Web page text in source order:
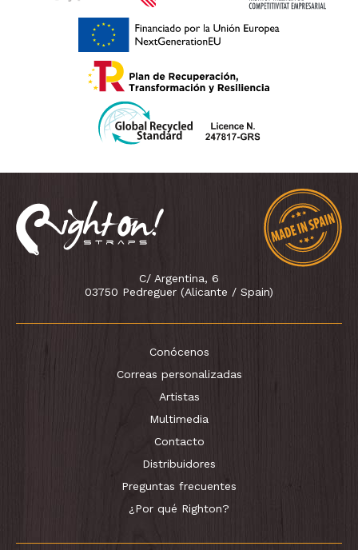
C/ Argentina, 6
03750 Pedreguer (Alicante / Spain)
Conócenos
Correas personalizadas
Artistas
Multimedia
Contacto
Distribuidores
Preguntas frecuentes
¿Por qué Righton?